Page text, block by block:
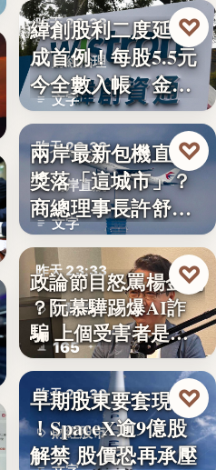
昨天 23:38
財經治理
文字
緯創股利二度延發
成首例！每股5.5元
今全數入帳 金管
會曝…
♡
昨天 23:38
兩岸直航
文字
兩岸最新包機直航
獎落「這城市」？
商總理事長許舒博
透露8月…
♡
昨天 23:33
詐騙警示
165
政論節目怒罵楊金龍
？阮慕驊踢爆AI詐
騙 上個受害者是
「這…
♡
昨天 23:30
財經股市
早期股東要套現了
！SpaceX逾9億股
解禁 股價恐再承壓
♡